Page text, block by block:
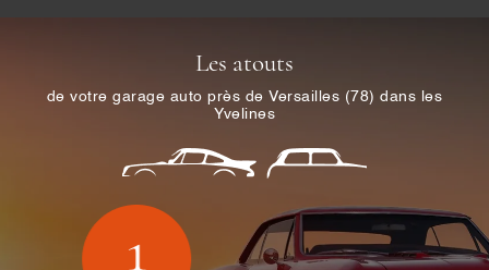
Les atouts
de votre garage auto près de Versailles (78) dans les
Yvelines